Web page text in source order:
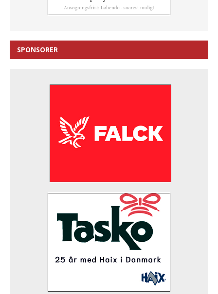
SPONSORER